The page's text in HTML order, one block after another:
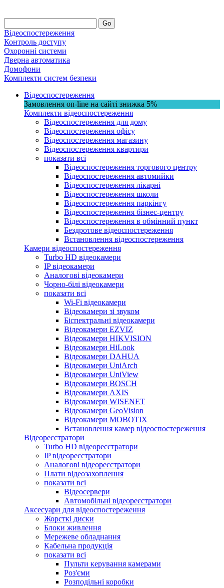
Go
Відеоспостереження
Контроль доступу
Охоронні системи
Дверна автоматика
Домофони
Комплекти систем безпеки
Відеоспостереження
Замовлення on-line на сайті знижка 5%
Комплекти відеоспостереження
Відеоспостереження для дому
Відеоспостереження офісу
Відеоспостереження магазину
Відеоспостереження квартири
показати всі
Відеоспостереження торгового центру
Відеоспостереження автомийки
Відеоспостереження лікарні
Відеоспостереження школи
Відеоспостереження паркінгу
Відеоспостереження бізнес-центру
Відеоспостереження в обмінний пункт
Бездротове відеоспостереження
Встановлення відеоспостереження
Камери відеоспостереження
Turbo HD відеокамери
IP відеокамери
Аналогові відеокамери
Чорно-білі відеокамери
показати всі
Wi-Fi відеокамери
Відеокамери зі звуком
Біспектральні відеокамери
Відеокамери EZVIZ
Відеокамери HIKVISION
Відеокамери HiLook
Відеокамери DAHUA
Відеокамери UniArch
Відеокамери UniView
Відеокамери BOSCH
Відеокамери AXIS
Відеокамери WISENET
Відеокамери GeoVision
Відеокамери MOBOTIX
Встановлення камер відеоспостереження
Відеореєстратори
Turbo HD відеореєстратори
IP відеореєстратори
Аналогові відеореєстратори
Плати відеозахоплення
показати всі
Відеосервери
Автомобільні відеореєстратори
Аксесуари для відеоспостереження
Жорсткі диски
Блоки живлення
Мережеве обладнання
Кабельна продукція
показати всі
Пульти керування камерами
Роз'єми
Розподільні коробки